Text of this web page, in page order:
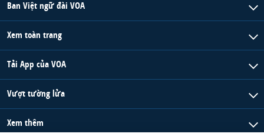
Ban Việt ngữ đài VOA
Xem toàn trang
Tải App của VOA
Vượt tường lửa
Xem thêm